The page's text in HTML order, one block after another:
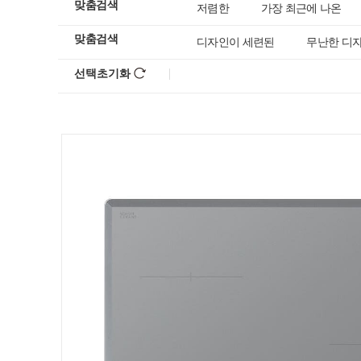
맞춤검색 저렴한 가장 최근에 나온
맞춤검색 디자인이 세련된 무난한 디
선택초기화